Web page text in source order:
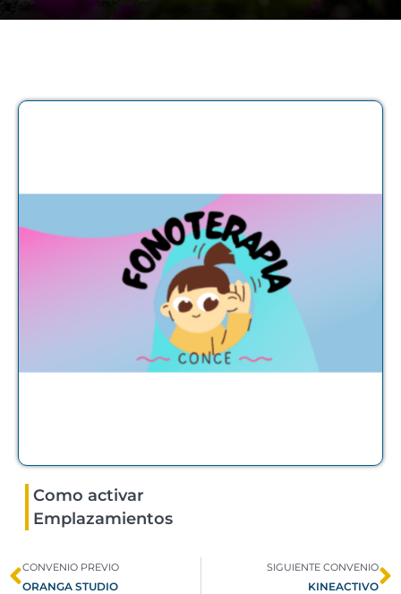
Como activar
Emplazamientos
CONVENIO PREVIO
ORANGA STUDIO
SIGUIENTE CONVENIO
KINEACTIVO